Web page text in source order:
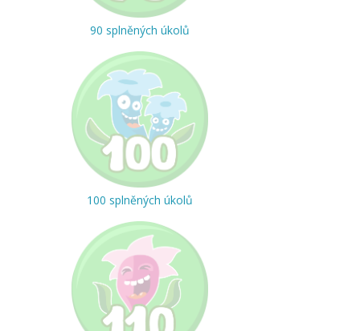
90 splněných úkolů
100 splněných úkolů